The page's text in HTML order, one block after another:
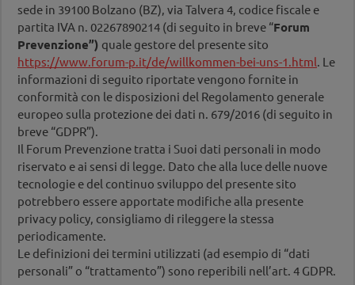
sede in 39100 Bolzano (BZ), via Talvera 4, codice fiscale e
partita IVA n. 02267890214 (di seguito in breve “Forum
Prevenzione”) quale gestore del presente sito
https://www.forum-p.it/de/willkommen-bei-uns-1.html. Le
informazioni di seguito riportate vengono fornite in
conformità con le disposizioni del Regolamento generale
europeo sulla protezione dei dati n. 679/2016 (di seguito in
breve “GDPR”).
Il Forum Prevenzione tratta i Suoi dati personali in modo
riservato e ai sensi di legge. Dato che alla luce delle nuove
tecnologie e del continuo sviluppo del presente sito
potrebbero essere apportate modifiche alla presente
privacy policy, consigliamo di rileggere la stessa
periodicamente.
Le definizioni dei termini utilizzati (ad esempio di “dati
personali” o “trattamento”) sono reperibili nell’art. 4 GDPR.